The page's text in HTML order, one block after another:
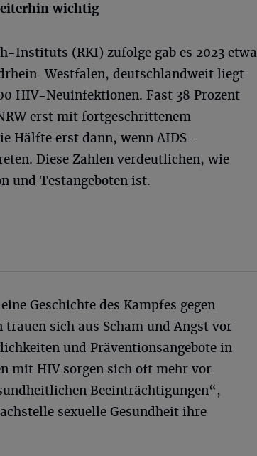
wichtig
Instituts (RKI) zufolge gab es 2023 etwa
Westfalen, deutschlandweit liegt
HIV-Neuinfektionen. Fast 38 Prozent
erst mit fortgeschrittenem
Hälfte erst dann, wenn AIDS-
Diese Zahlen verdeutlichen, wie
und Testangeboten ist.
Geschichte des Kampfes gegen
sich aus Scham und Angst vor
und Präventionsangebote in
mit HIV sorgen sich oft mehr vor
Beeinträchtigungen“,
sexuelle Gesundheit ihre